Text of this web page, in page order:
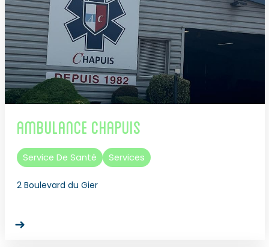
Ambulance Chapuis
Service De Santé Services
2 Boulevard du Gier